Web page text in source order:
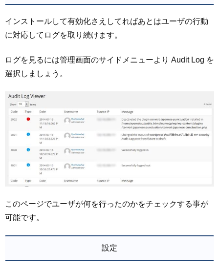
インストールして有効化さえしてればあとはユーザの行動
に対応してログを取り続けます。
ログを見るには管理画面のサイドメニューより Audit Log を
選択しましょう。
このページでユーザが何を行ったのかをチェックする事が
可能です。
設定